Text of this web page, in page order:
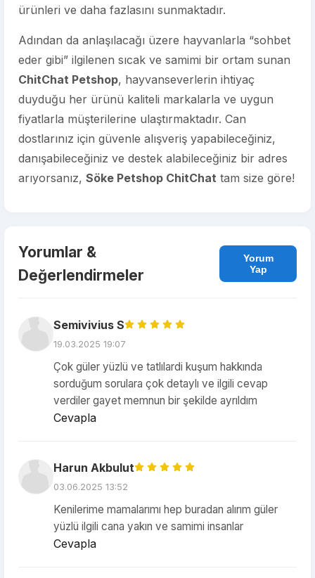
ürünleri ve daha fazlasını sunmaktadır.
Adından da anlaşılacağı üzere hayvanlarla “sohbet
eder gibi” ilgilenen sıcak ve samimi bir ortam sunan
ChitChat Petshop, hayvanseverlerin ihtiyaç
duyduğu her ürünü kaliteli markalarla ve uygun
fiyatlarla müşterilerine ulaştırmaktadır. Can
dostlarınız için güvenle alışveriş yapabileceğiniz,
danışabileceğiniz ve destek alabileceğiniz bir adres
arıyorsanız, Söke Petshop ChitChat tam size göre!
Yorumlar &
Değerlendirmeler
Yorum
Yap
Semivivius S
19.03.2025 19:07
Çok güler yüzlü ve tatlılardi kuşum hakkında
sorduğum sorulara çok detaylı ve ilgili cevap
verdiler gayet memnun bir şekilde ayrıldım
Cevapla
Harun Akbulut
03.06.2025 13:52
Kenilerime mamalarımı hep buradan alırım güler
yüzlü ilgili cana yakın ve samimi insanlar
Cevapla